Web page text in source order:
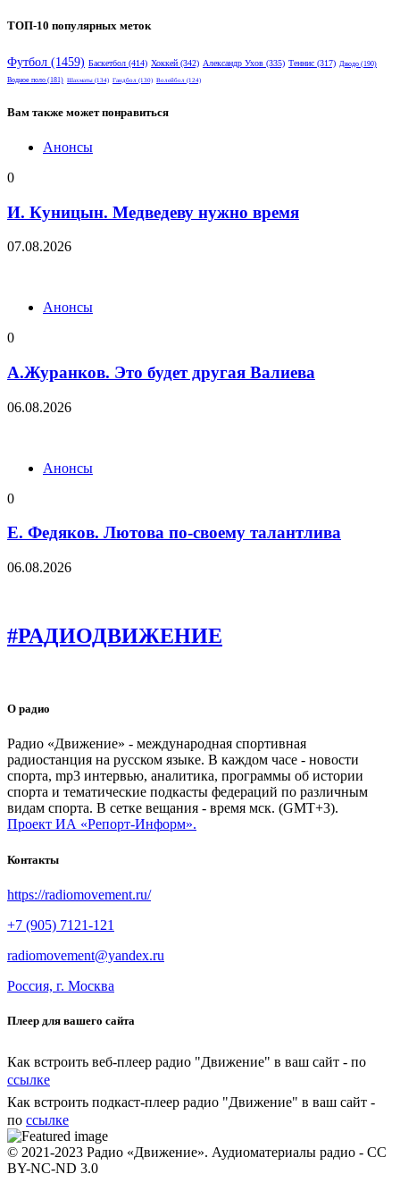
ТОП-10 популярных меток
Футбол (1459) Баскетбол (414) Хоккей (342) Александр Ухов (335) Теннис (317) Дзюдо (190)
Водное поло (181) Шахматы (134) Гандбол (130) Волейбол (124)
Вам также может понравиться
Анонсы
0
И. Куницын. Медведеву нужно время
07.08.2026
Анонсы
0
А.Журанков. Это будет другая Валиева
06.08.2026
Анонсы
0
Е. Федяков. Лютова по-своему талантлива
06.08.2026
#РАДИОДВИЖЕНИЕ
О радио
Радио «Движение» - международная спортивная
радиостанция на русском языке. В каждом часе - новости
спорта, mp3 интервью, аналитика, программы об истории
спорта и тематические подкасты федераций по различным
видам спорта. В сетке вещания - время мск. (GMT+3).
Проект ИА «Репорт-Информ».
Контакты
https://radiomovement.ru/
+7 (905) 7121-121
radiomovement@yandex.ru
Россия, г. Москва
Плеер для вашего сайта
Как встроить веб-плеер радио "Движение" в ваш сайт - по
ссылке
Как встроить подкаст-плеер радио "Движение" в ваш сайт -
по ссылке
© 2021-2023 Радио «Движение». Аудиоматериалы радио - CC
BY-NC-ND 3.0